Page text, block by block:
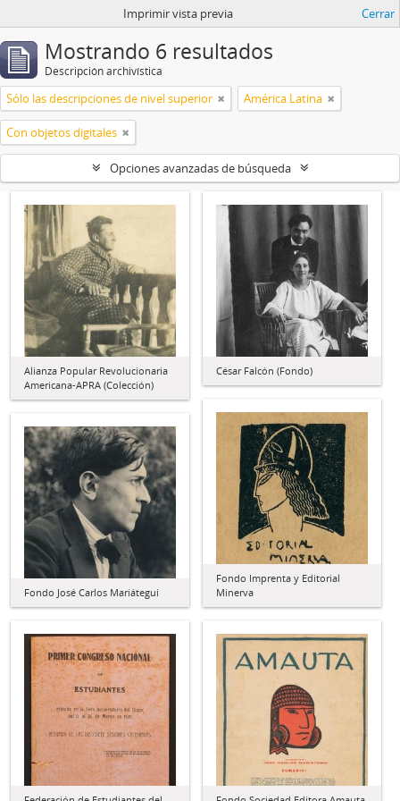
Imprimir vista previa Cerrar
Mostrando 6 resultados
Descripción archivística
Sólo las descripciones de nivel superior América Latina
Con objetos digitales
Opciones avanzadas de búsqueda
Alianza Popular Revolucionaria
Americana-APRA (Colección)
César Falcón (Fondo)
Fondo Imprenta y Editorial
Minerva
Fondo José Carlos Mariátegui